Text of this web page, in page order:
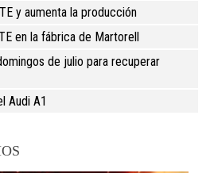
y aumenta la producción
en la fábrica de Martorell
de julio para recuperar
Audi A1